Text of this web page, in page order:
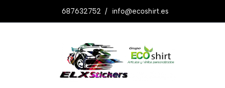
687632752 / info@ecoshirt.es
Productos Pegatinas Hankook Ref: Dp661